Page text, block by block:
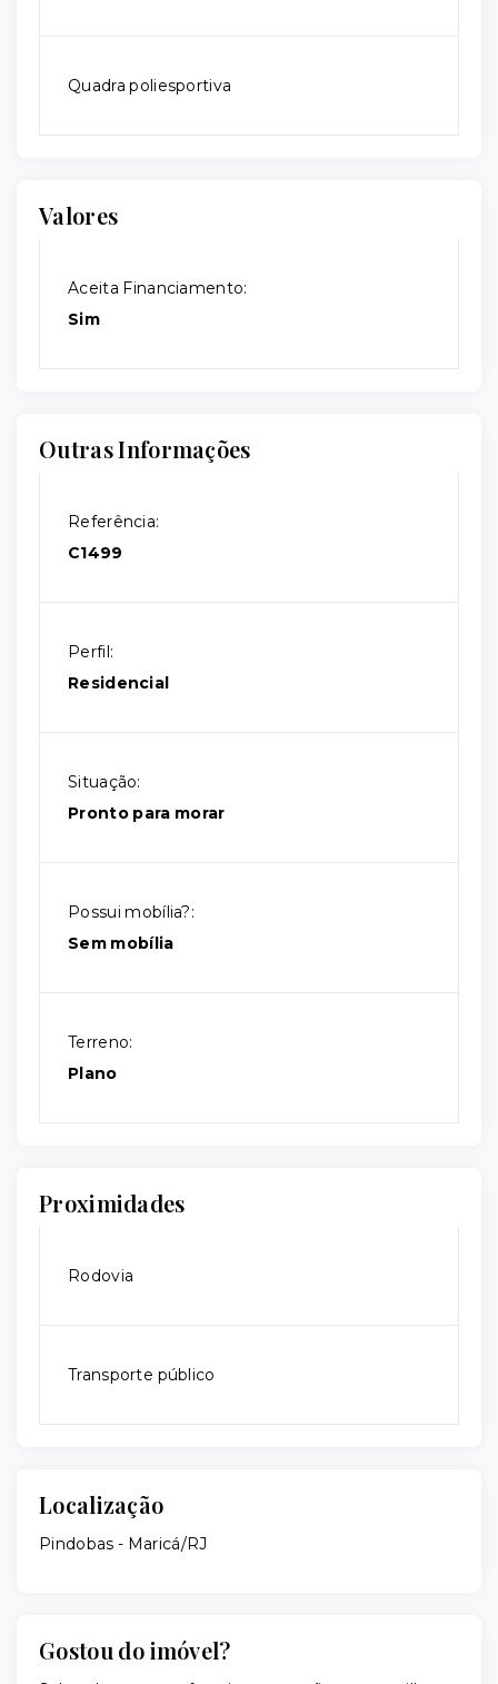
Quadra poliesportiva
Valores
Aceita Financiamento:
Sim
Outras Informações
Referência:
C1499
Perfil:
Residencial
Situação:
Pronto para morar
Possui mobília?:
Sem mobília
Terreno:
Plano
Proximidades
Rodovia
Transporte público
Localização
Pindobas - Maricá/RJ
Gostou do imóvel?